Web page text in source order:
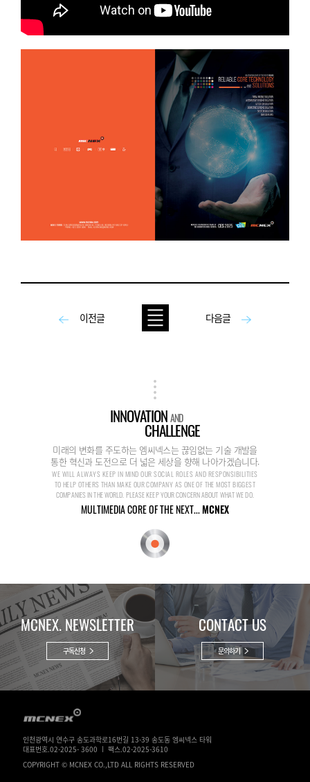
이전글 다음글
INNOVATIONAND
CHALLENGE
미래의 변화를 주도하는 엠씨넥스는 끊임없는 기술 개발을
통한 혁신과 도전으로 더 넓은 세상을 향해 나아가겠습니다.
WE WILL ALWAYS KEEP IN MIND OUR SOCIAL ROLES AND RESPONSIBILITIES
TO HELP OTHERS THAN MAKE OUR COMPANY AS ONE OF THE MOST BIGGEST
COMPANIES IN THE WORLD. PLEASE KEEP YOUR CONCERN ABOUT WHAT WE DO.
MULTIMEDIA CORE OF THE NEXT...MCNEX
MCNEX. NEWSLETTER
구독신청
CONTACT US
문의하기
인천광역시 연수구 송도과학로16번길 13-39 송도동 엠씨넥스 타워
대표번호.02-2025- 3600 ㅣ 팩스.02-2025-3610
COPYRIGHT © MCNEX CO.,LTD ALL RIGHTS RESERVED